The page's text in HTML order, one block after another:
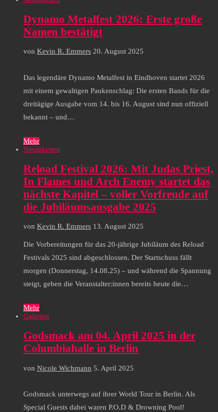
Dynamo Metalfest 2026: Erste große
Namen bestätigt
von Kevin R. Emmers 20. August 2025
Das legendäre Dynamo Metalfest in Eindhoven startet 2026
mit einem gewaltigen Paukenschlag: Die ersten Bands für die
dreitägige Ausgabe vom 14. bis 16. August sind nun offiziell
bekannt – und…
Mehr
Neuigkeiten
Reload Festival 2026: Mit Judas Priest,
In Flames und Arch Enemy startet das
nächste Kapitel – voller Vorfreude auf
die Jubiläumsausgabe 2025
von Kevin R. Emmers 13. August 2025
Die Vorbereitungen für das 20-jährige Jubiläum des Reload
Festivals 2025 sind abgeschlossen. Der Startschuss fällt
morgen (Donnerstag, 14.08.25) – und während die Spannung
steigt, geben die Veranstalter:innen bereits heute die…
Mehr
Galerien
Godsmack am 04. April 2025 in der
Columbiahalle in Berlin
von Nicole Wichmann 5. April 2025
Godsmack unterwegs auf ihrer World Tour in Berlin. Als
Special Guests dabei waren P.O.D & Drowning Pool!